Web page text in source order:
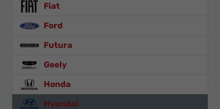
Fiat
Ford
Futura
Geely
Honda
Hyundai